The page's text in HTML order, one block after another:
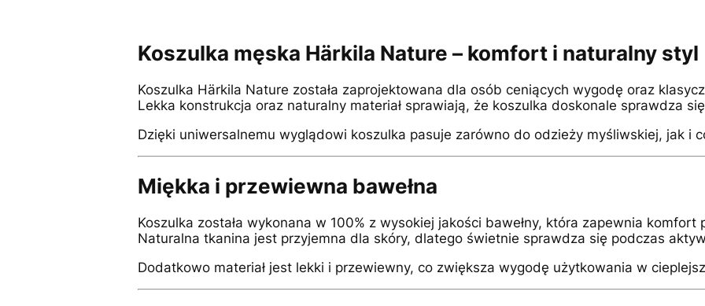
Koszulka męska Härkila Nature – komfort i naturalny styl
Koszulka Härkila Nature została zaprojektowana dla osób ceniących wygodę oraz
Lekka konstrukcja oraz naturalny materiał sprawiają, że koszulka doskonale sprawdza
Dzięki uniwersalnemu wyglądowi koszulka pasuje zarówno do odzieży myśliwskiej, jak i
Miękka i przewiewna bawełna
Koszulka została wykonana w 100% z wysokiej jakości bawełny, która zapewnia komfort
Naturalna tkanina jest przyjemna dla skóry, dlatego świetnie sprawdza się podczas
Dodatkowo materiał jest lekki i przewiewny, co zwiększa wygodę użytkowania w